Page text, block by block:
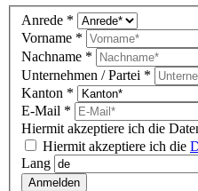
Newsletter
DE
(footer)
Anrede *
Vorname *
Nachname *
Unternehmen / Partei *
Kanton *
E-Mail *
Hiermit akzeptiere ich die
Hiermit akzeptiere ich die
Lang
Anmelden